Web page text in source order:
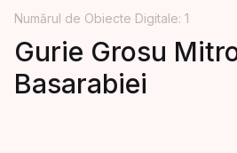
Numărul de Obiecte Digitale: 1
Gurie Grosu
Basarabiei